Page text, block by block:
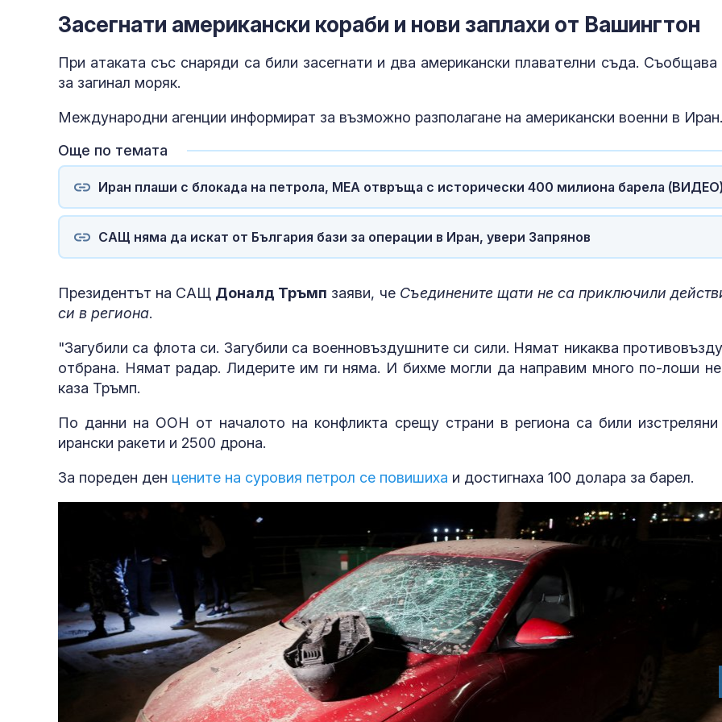
Засегнати американски кораби и нови заплахи от Вашингтон
При атаката със снаряди са били засегнати и два американски плавателни съда. Съобщава
за загинал моряк.
Международни агенции информират за възможно разполагане на американски военни в Иран.
Още по темата
Иран плаши с блокада на петрола, МЕА отвръща с исторически 400 милиона барела (ВИДЕО)
САЩ няма да искат от България бази за операции в Иран, увери Запрянов
Президентът на САЩ Доналд Тръмп заяви, че Съединените щати не са приключили
си в региона.
"Загубили са флота си. Загубили са военновъздушните си сили. Нямат никаква
отбрана. Нямат радар. Лидерите им ги няма. И бихме могли да направим много по-лоши
каза Тръмп.
По данни на ООН от началото на конфликта срещу страни в региона са били
ирански ракети и 2500 дрона.
За пореден ден цените на суровия петрол се повишиха и достигнаха 100 долара за барел.